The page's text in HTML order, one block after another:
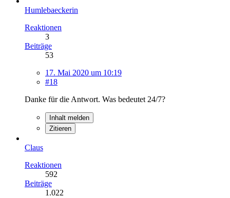
Humlebaeckerin
Reaktionen
3
Beiträge
53
17. Mai 2020 um 10:19
#18
Danke für die Antwort. Was bedeutet 24/7?
Inhalt melden
Zitieren
Claus
Reaktionen
592
Beiträge
1.022